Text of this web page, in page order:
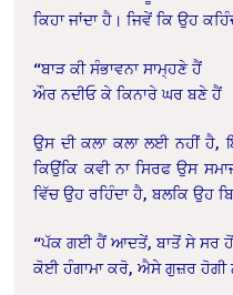
ਕਿਹਾ ਜਾਂਦਾ ਹੈ। ਜਿਵੇਂ ਕਿ ਉਹ
“ਬਾੜ ਕੀ ਸੰਭਾਵਨਾ ਸਾਮ੍ਹਣੇ ਹੈਂ
ਔਰ ਨਦੀਓ ਕੇ ਕਿਨਾਰੇ ਘਰ ਬਣੇ ਹੈਂ
ਉਸ ਦੀ ਕਲਾ ਕਲਾ ਲਈ ਨਹੀਂ ਹੈ,
ਕਿਉਂਕਿ ਕਵੀ ਨਾ ਸਿਰਫ ਉਸ
ਵਿੱਚ ਉਹ ਰਹਿੰਦਾ ਹੈ, ਬਲਕਿ ਉਹ
“ਪੱਕ ਗਈ ਹੈਂ ਆਦਤੇਂ, ਬਾਤੋਂ ਸੇ ਸਰ
ਕੋਈ ਹੰਗਾਮਾ ਕਰੋ, ਐਸੇ ਗੁਜ਼ਰ ਹੋਗੀ